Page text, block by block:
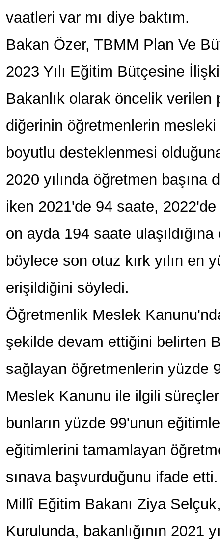
vaatleri var mı diye baktım.
Bakan Özer, TBMM Plan Ve
2023 Yılı Eğitim Bütçesine
Bakanlık olarak öncelik verilen
diğerinin öğretmenlerin
boyutlu desteklenmesi
2020 yılında öğretmen başına
iken 2021'de 94 saate,
on ayda 194 saate
böylece son otuz kırk yılın en
erişildiğini söyledi.
Öğretmenlik Meslek
şekilde devam ettiğini belirten
sağlayan öğretmenlerin yüzde
Meslek Kanunu ile ilgili
bunların yüzde 99'unun
eğitimlerini tamamlayan
sınava başvurduğunu ifade etti.
Millî Eğitim Bakanı Ziya
Kurulunda, bakanlığının 2021